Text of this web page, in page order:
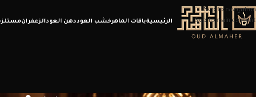
Skip to navigation
Skip to main content
الرئيسيةباقات الماهرخشب العوددهن العودالزعفران